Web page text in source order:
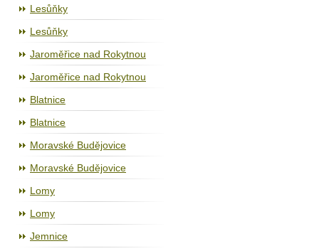
Lesůňky
Lesůňky
Jaroměřice nad Rokytnou
Jaroměřice nad Rokytnou
Blatnice
Blatnice
Moravské Budějovice
Moravské Budějovice
Lomy
Lomy
Jemnice